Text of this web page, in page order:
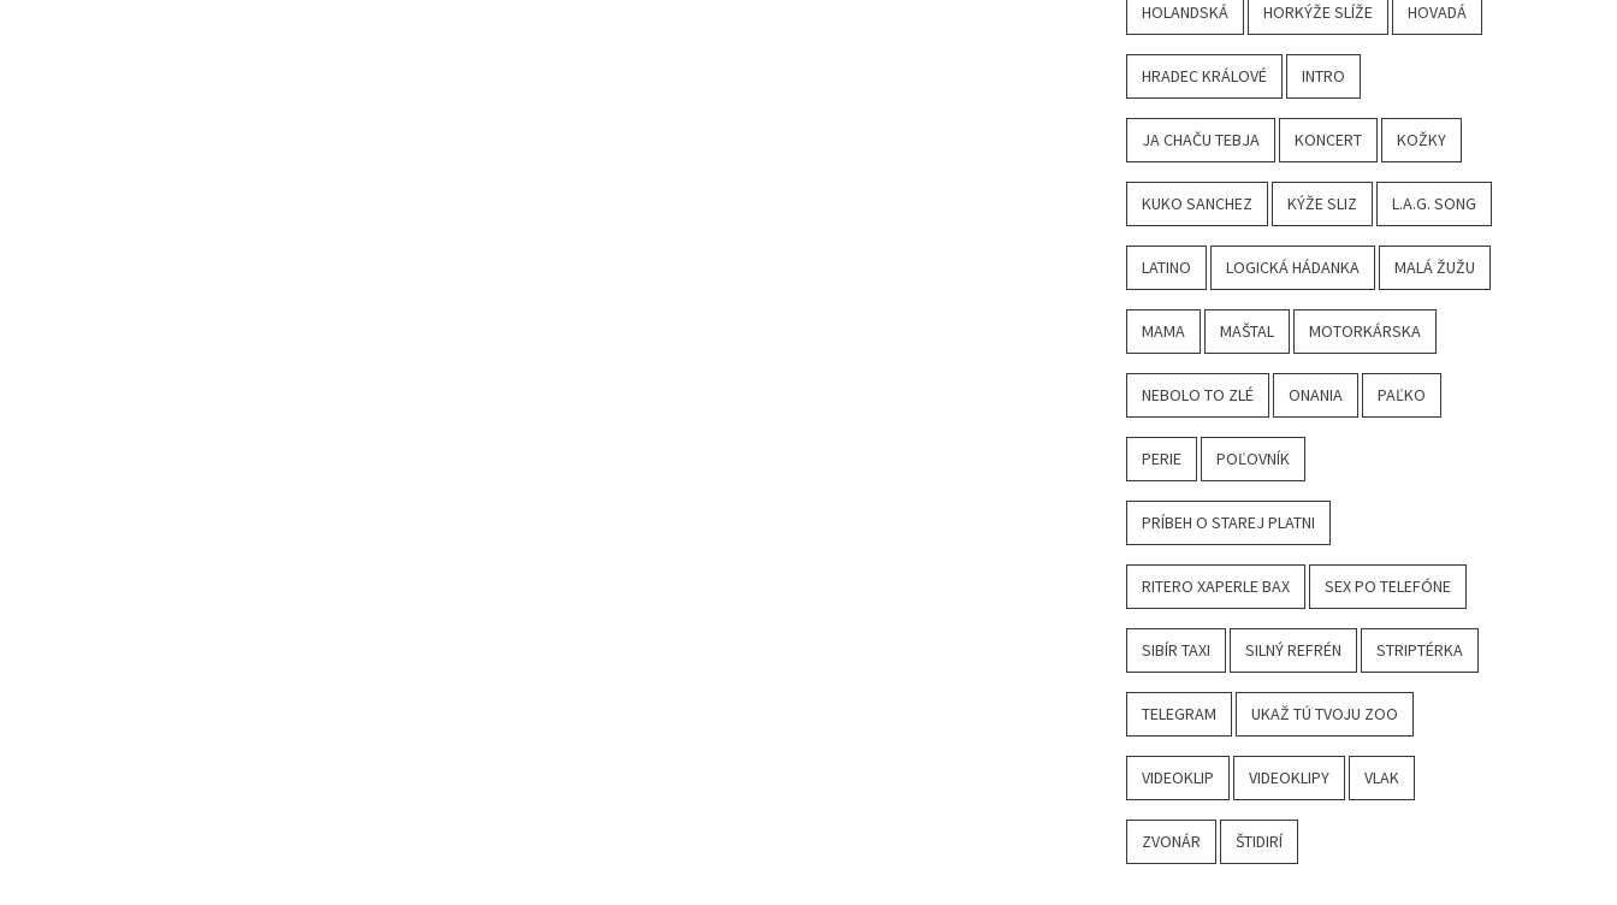
HOLANDSKÁ HORKÝŽE SLÍŽE HOVADÁ
HRADEC KRÁLOVÉ INTRO
JA CHAČU TEBJA KONCERT KOŽKY
KUKO SANCHEZ KÝŽE SLIZ L.A.G. SONG
LATINO LOGICKÁ HÁDANKA MALÁ ŽUŽU
MAMA MAŠTAL MOTORKÁRSKA
NEBOLO TO ZLÉ ONANIA PAĽKO
PERIE POĽOVNÍK
PRÍBEH O STAREJ PLATNI
RITERO XAPERLE BAX SEX PO TELEFÓNE
SIBÍR TAXI SILNÝ REFRÉN STRIPTÉRKA
TELEGRAM UKAŽ TÚ TVOJU ZOO
VIDEOKLIP VIDEOKLIPY VLAK
ZVONÁR ŠTIDIRÍ